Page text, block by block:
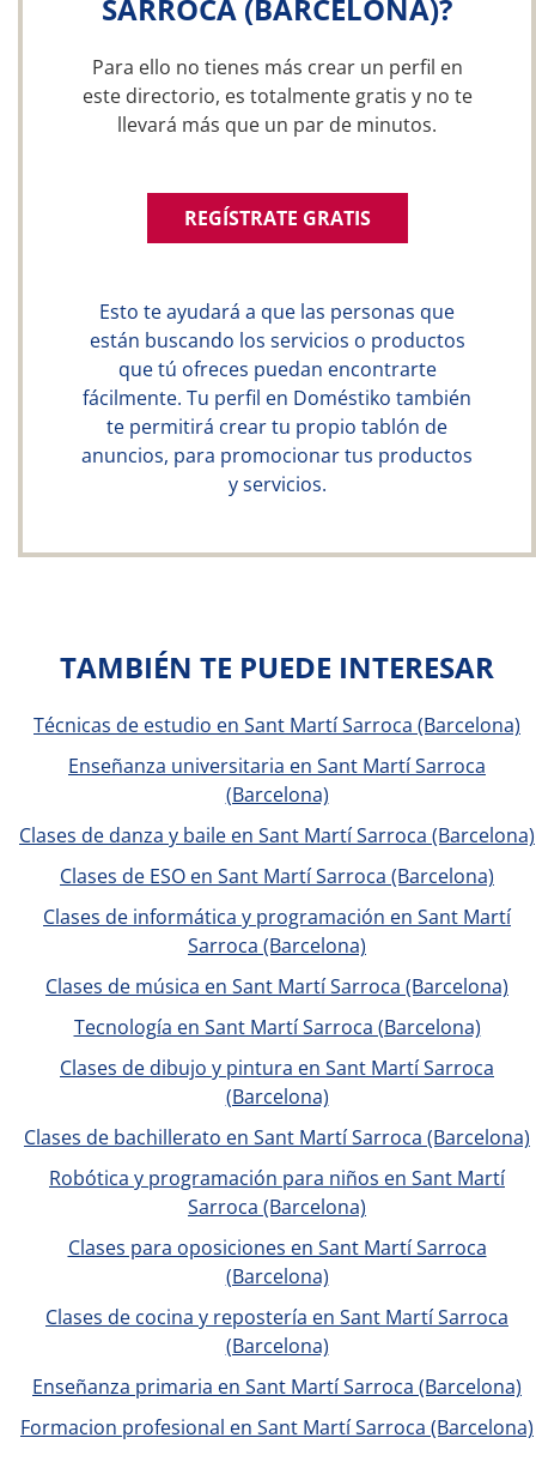
SARROCA (BARCELONA)?
Para ello no tienes más crear un perfil en
este directorio, es totalmente gratis y no te
llevará más que un par de minutos.
REGÍSTRATE GRATIS
Esto te ayudará a que las personas que
están buscando los servicios o productos
que tú ofreces puedan encontrarte
fácilmente. Tu perfil en Doméstiko también
te permitirá crear tu propio tablón de
anuncios, para promocionar tus productos
y servicios.
TAMBIÉN TE PUEDE INTERESAR
Técnicas de estudio en Sant Martí Sarroca (Barcelona)
Enseñanza universitaria en Sant Martí Sarroca
(Barcelona)
Clases de danza y baile en Sant Martí Sarroca (Barcelona)
Clases de ESO en Sant Martí Sarroca (Barcelona)
Clases de informática y programación en Sant Martí
Sarroca (Barcelona)
Clases de música en Sant Martí Sarroca (Barcelona)
Tecnología en Sant Martí Sarroca (Barcelona)
Clases de dibujo y pintura en Sant Martí Sarroca
(Barcelona)
Clases de bachillerato en Sant Martí Sarroca (Barcelona)
Robótica y programación para niños en Sant Martí
Sarroca (Barcelona)
Clases para oposiciones en Sant Martí Sarroca
(Barcelona)
Clases de cocina y repostería en Sant Martí Sarroca
(Barcelona)
Enseñanza primaria en Sant Martí Sarroca (Barcelona)
Formacion profesional en Sant Martí Sarroca (Barcelona)